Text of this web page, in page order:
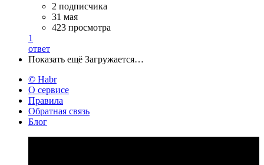
2 подписчика
31 мая
423 просмотра
1
ответ
Показать ещё Загружается…
© Habr
О сервисе
Правила
Обратная связь
Блог